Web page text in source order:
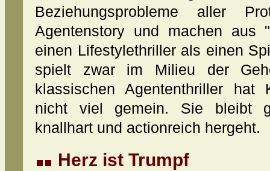
Beziehungsprobleme aller
Agentenstory und machen aus
einen Lifestylethriller als einen
spielt zwar im Milieu der
klassischen Agententhriller hat
nicht viel gemein. Sie bleibt
knallhart und actionreich hergeht.
Herz ist Trumpf